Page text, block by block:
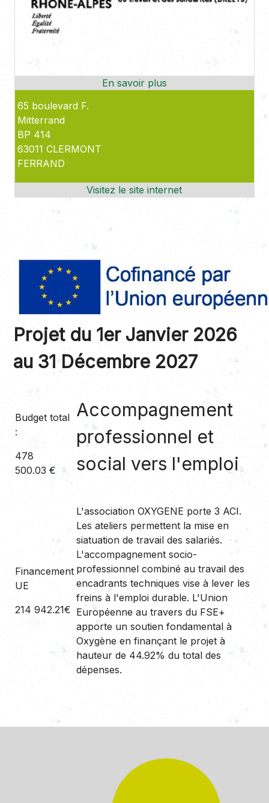
65 boulevard F.
Mitterrand
BP 414
63011 CLERMONT
FERRAND
Projet du 1er Janvier 2026
au 31 Décembre 2027
Budget total
:
478
500.03 €
Accompagnement
professionnel et
social vers l'emploi
Financement
UE
214 942.21€
L'association OXYGENE porte 3 ACI.
Les ateliers permettent la mise en
siatuation de travail des salariés.
L'accompagnement socio-
professionnel combiné au travail des
encadrants techniques vise à lever les
freins à l'emploi durable. L'Union
Européenne au travers du FSE+
apporte un soutien fondamental à
Oxygène en finançant le projet à
hauteur de 44.92% du total des
dépenses.